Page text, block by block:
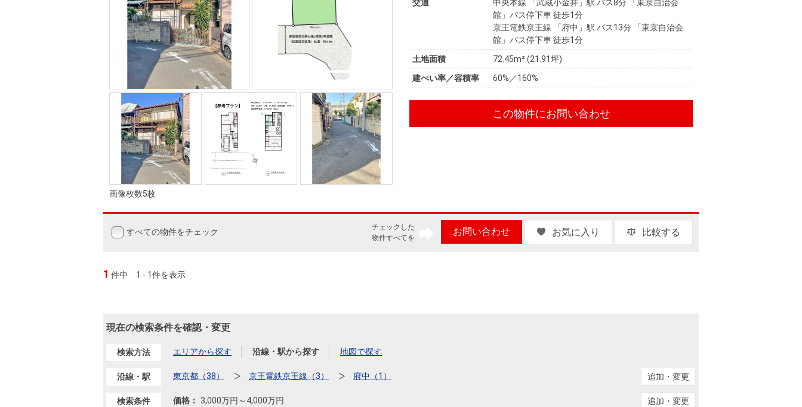
画像枚数5枚
交通
中央本線 「武蔵小金井」駅 バス8分 「東京自治会
館」バス停下車 徒歩1分
京王電鉄京王線 「府中」駅 バス13分 「東京自治会
館」バス停下車 徒歩1分
土地面積
72.45m² (21.91坪)
建ぺい率／容積率
60%／160%
この物件にお問い合わせ
すべての物件をチェック
チェックした
物件すべてを
お問い合わせ お気に入り 比較する
1 件中 1 - 1件を表示
現在の検索条件を確認・変更
検索方法 エリアから探す 沿線・駅から探す 地図で探す
沿線・駅 東京都（38） 京王電鉄京王線（3） 府中（1） 追加・変更
検索条件 価格： 3,000万円 ～ 4,000万円 追加・変更